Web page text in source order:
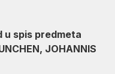
u spis predmeta
JOHANNIS